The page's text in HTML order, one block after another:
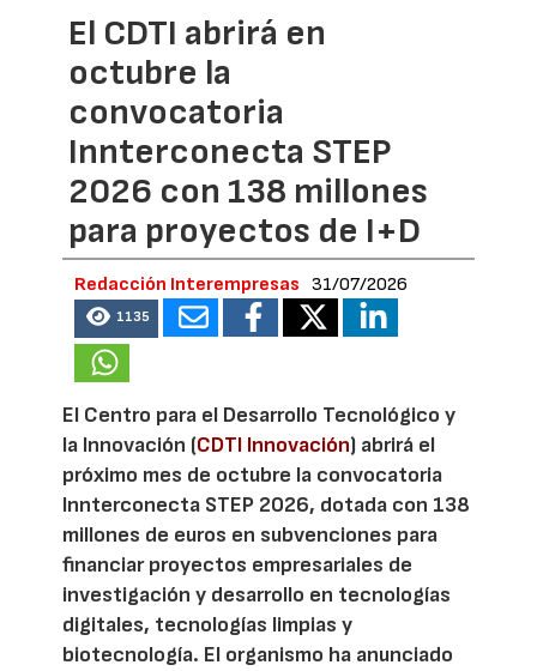
El CDTI abrirá en
octubre la
convocatoria
Innterconecta STEP
2026 con 138 millones
para proyectos de I+D
Redacción Interempresas 31/07/2026
1135
El Centro para el Desarrollo Tecnológico y
la Innovación (CDTI Innovación) abrirá el
próximo mes de octubre la convocatoria
Innterconecta STEP 2026, dotada con 138
millones de euros en subvenciones para
financiar proyectos empresariales de
investigación y desarrollo en tecnologías
digitales, tecnologías limpias y
biotecnología. El organismo ha anunciado